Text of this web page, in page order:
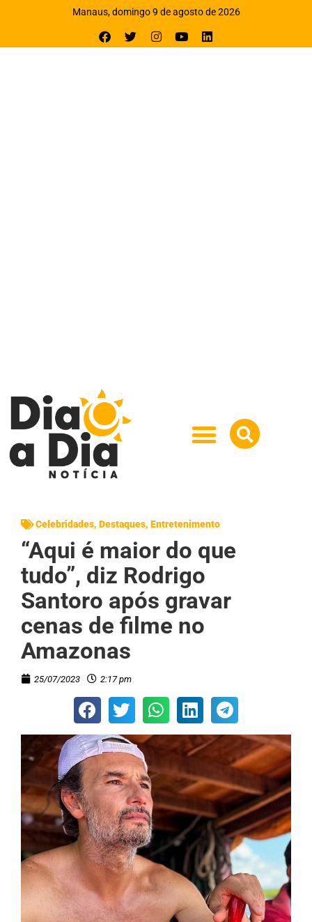
Manaus, domingo 9 de agosto de 2026
Celebridades, Destaques, Entretenimento
“Aqui é maior do que
tudo”, diz Rodrigo
Santoro após gravar
cenas de filme no
Amazonas
25/07/2023 2:17 pm